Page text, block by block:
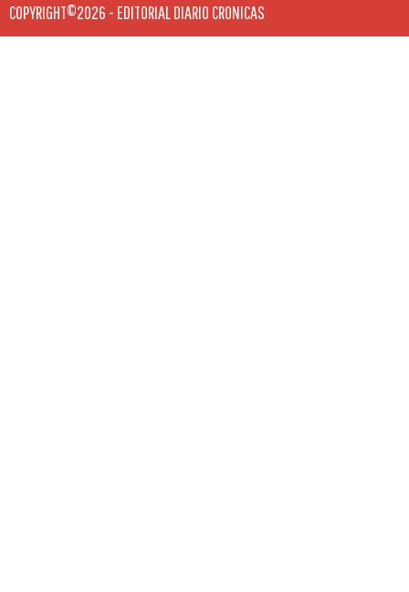
COPYRIGHT©2026 - EDITORIAL DIARIO CRONICAS